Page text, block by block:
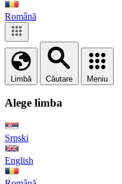
Română
Limbă Căutare Meniu
Alege limba
Srpski
English